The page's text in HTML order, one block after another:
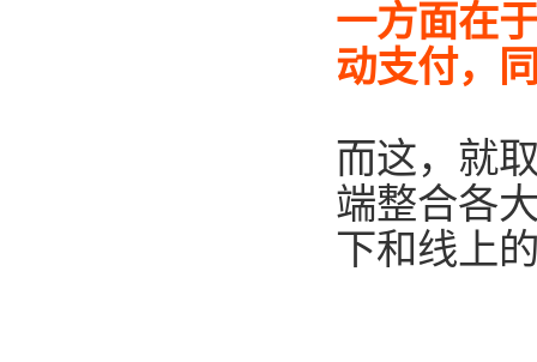
一方面在
动支付，
而这，就
端整合各
下和线上